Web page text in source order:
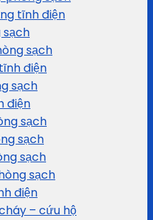
tĩnh điện
sạch
sạch
điện
sạch
điện
sạch
sạch
sạch
sạch
điện
– cứu hộ